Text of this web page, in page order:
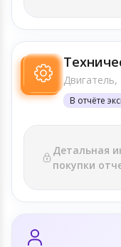
В отчёте
Детальная
покупки